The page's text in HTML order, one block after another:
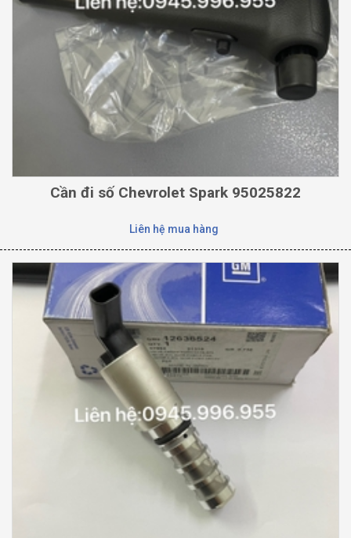
Cần đi số Chevrolet Spark 95025822
Liên hệ mua hàng